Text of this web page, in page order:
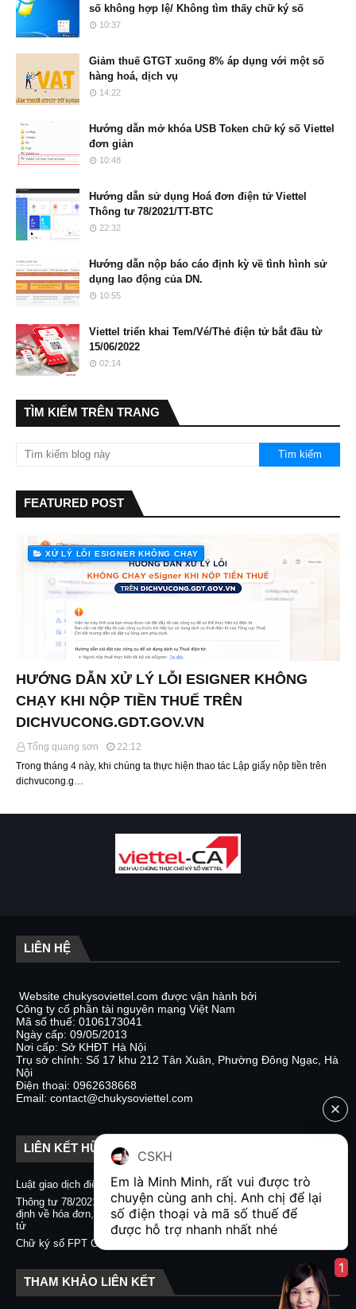
số không hợp lệ/ Không tìm thấy chữ ký số
10:37
Giảm thuế GTGT xuống 8% áp dụng với một số
hàng hoá, dịch vụ
14:22
Hướng dẫn mở khóa USB Token chữ ký số Viettel
đơn giản
10:48
Hướng dẫn sử dụng Hoá đơn điện tử Viettel
Thông tư 78/2021/TT-BTC
22:32
Hướng dẫn nộp báo cáo định kỳ về tình hình sử
dụng lao động của DN.
10:55
Viettel triển khai Tem/Vé/Thẻ điện tử bắt đầu từ
15/06/2022
02:14
TÌM KIẾM TRÊN TRANG
FEATURED POST
XỬ LÝ LỖI ESIGNER KHÔNG CHẠY
HƯỚNG DẪN XỬ LÝ LỖI ESIGNER KHÔNG
CHẠY KHI NỘP TIỀN THUẾ TRÊN
DICHVUCONG.GDT.GOV.VN
Tống quang sơn
22:12
Trong tháng 4 này, khi chúng ta thực hiện thao tác Lập giấy nộp tiền trên
dichvucong.g…
LIÊN HỆ
Website chukysoviettel.com được vận hành bởi
Công ty cổ phần tài nguyên mạng Việt Nam
Mã số thuế: 0106173041
Ngày cấp: 09/05/2013
Nơi cấp: Sở KHĐT Hà Nội
Trụ sở chính: Số 17 khu 212 Tân Xuân, Phường Đông Ngạc, Hà
Nội
Điện thoại: 0962638668
Email: contact@chukysoviettel.com
LIÊN KẾT HỮU ÍCH
Luật giao dịch điện tử
Nghị định 130/2018/NĐ-CP
Thông tư 78/2021/TT-BTC quy
định về hóa đơn, chứng từ điện
tử
Chữ ký số CA2 - Nacencomm
Chữ ký số VNPT CA
Chữ ký số BKAV CA
Chữ ký số FPT CA
THAM KHẢO LIÊN KẾT
CSKH
Em là Minh Minh, rất vui được trò
chuyện cùng anh chị. Anh chị để lại
số điện thoại và mã số thuế để
được hỗ trợ nhanh nhất nhé
1